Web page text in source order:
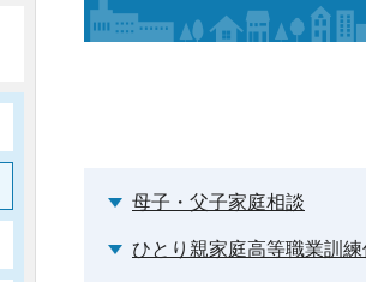
母子・父子家庭相談
ひとり親家庭高等職業訓